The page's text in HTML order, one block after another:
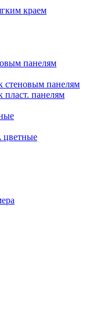
краем
панелям
панелям
панелям